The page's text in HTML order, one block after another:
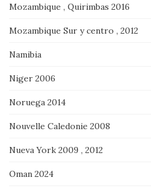
Mozambique , Quirimbas 2016
Mozambique Sur y centro , 2012
Namibia
Niger 2006
Noruega 2014
Nouvelle Caledonie 2008
Nueva York 2009 , 2012
Oman 2024